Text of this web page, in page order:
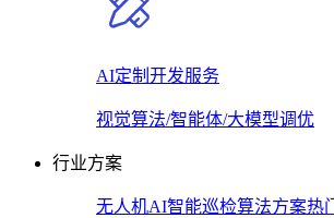
AI定制开发服务
视觉算法/智能体/大模型调优
行业方案
无人机AI智能巡检算法方案热门